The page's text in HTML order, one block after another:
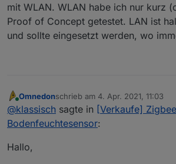
mit WLAN. WLAN habe ich nur kurz
Proof of Concept getestet. LAN ist
und sollte eingesetzt werden, wo
Online
Omnedonschrieb am 4. Apr. 2021, 11:03
zuletzt editiert von
@klassisch sagte in [Verkaufe] Zigbee
Bodenfeuchtesensor:
Hallo,